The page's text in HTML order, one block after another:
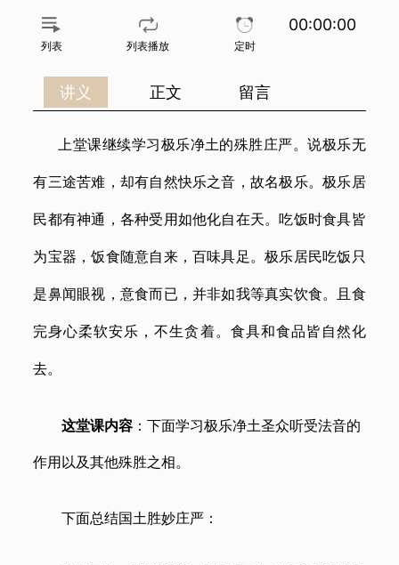
列表 列表播放 定时
00:00:00
讲义 正文 留言
上堂课继续学习极乐净土的殊胜庄严。说极乐无
有三途苦难，却有自然快乐之音，故名极乐。极乐居
民都有神通，各种受用如他化自在天。吃饭时食具皆
为宝器，饭食随意自来，百味具足。极乐居民吃饭只
是鼻闻眼视，意食而已，并非如我等真实饮食。且食
完身心柔软安乐，不生贪着。食具和食品皆自然化
去。
这堂课内容 ：下面学习极乐净土圣众听受法音的
作用以及其他殊胜之相。
下面总结国土胜妙庄严：